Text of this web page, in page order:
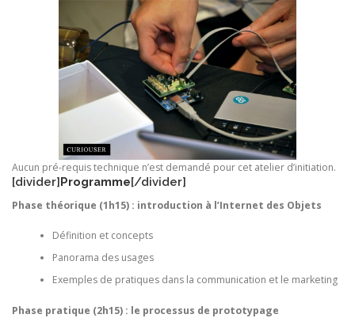
Aucun pré-requis technique n’est demandé pour cet atelier d’initiation.
[divider]Programme[/divider]
Phase théorique (1h15) : introduction à l’Internet des Objets
Définition et concepts
Panorama des usages
Exemples de pratiques dans la communication et le marketing
Phase pratique (2h15) : le processus de prototypage